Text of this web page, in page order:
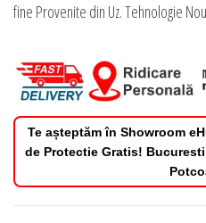
fine Provenite din Uz. Tehnologie
Te așteptăm în Showroom
de Protectie Gratis!